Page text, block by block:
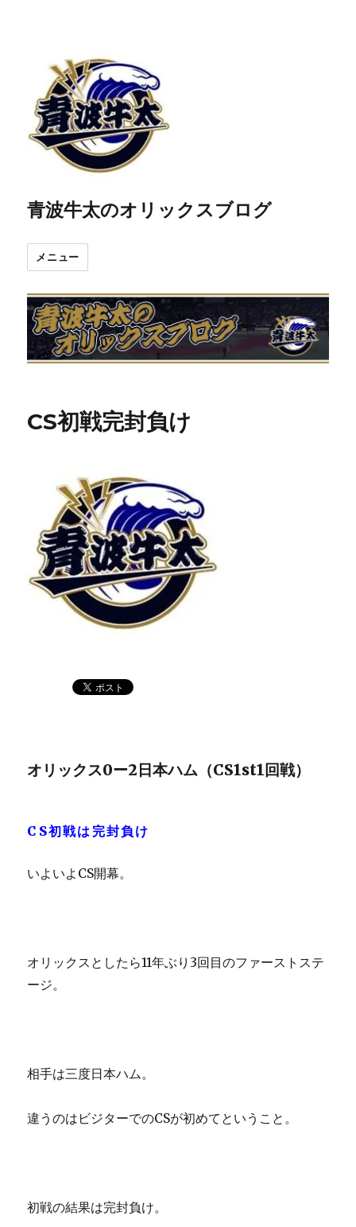
青波牛太のオリックスブログ
メニュー
CS初戦完封負け
オリックス0ー2日本ハム（CS1st1回戦）
CS初戦は完封負け
いよいよCS開幕。
オリックスとしたら11年ぶり3回目のファーストステ
ージ。
相手は三度日本ハム。
違うのはビジターでのCSが初めてということ。
初戦の結果は完封負け。